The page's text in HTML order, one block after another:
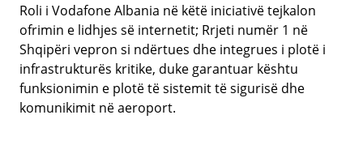
Roli i Vodafone Albania në këtë iniciativë tejkalon
ofrimin e lidhjes së internetit; Rrjeti numër 1 në
Shqipëri vepron si ndërtues dhe integrues i plotë i
infrastrukturës kritike, duke garantuar kështu
funksionimin e plotë të sistemit të sigurisë dhe
komunikimit në aeroport.